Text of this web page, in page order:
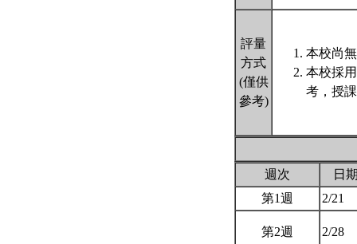
評量
方式
(僅供
參考)
本校尚
本校採
考，授
週次
日
第1週
2/21
第2週 2/28